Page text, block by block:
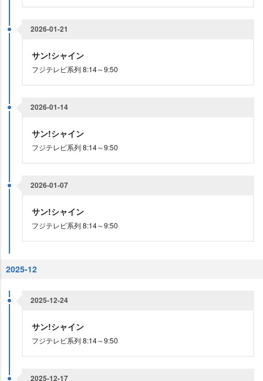
2026-01-21
サン!シャイン
フジテレビ系列 8:14～9:50
2026-01-14
サン!シャイン
フジテレビ系列 8:14～9:50
2026-01-07
サン!シャイン
フジテレビ系列 8:14～9:50
2025-12
2025-12-24
サン!シャイン
フジテレビ系列 8:14～9:50
2025-12-17